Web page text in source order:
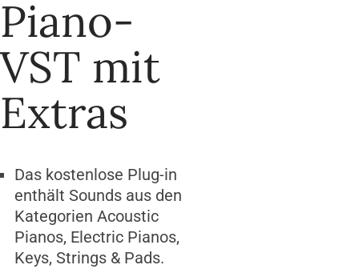
Piano-
VST mit
Extras
Das kostenlose Plug-in
enthält Sounds aus den
Kategorien Acoustic
Pianos, Electric Pianos,
Keys, Strings & Pads.